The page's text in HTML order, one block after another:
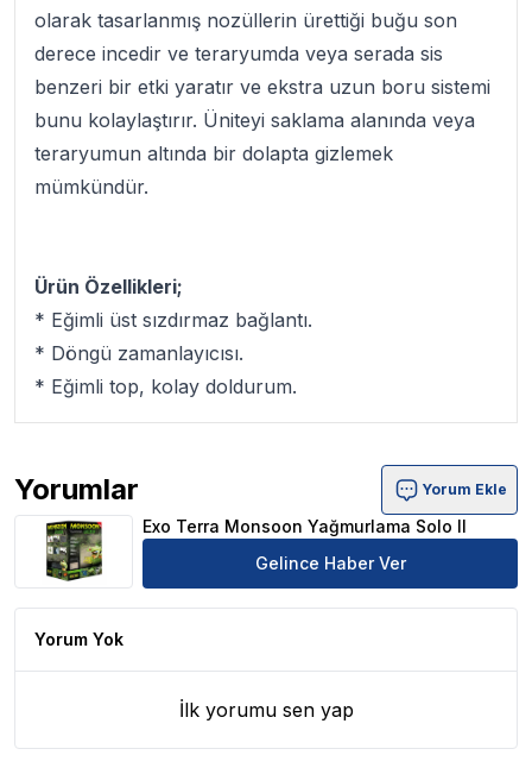
olarak tasarlanmış nozüllerin ürettiği buğu son
derece incedir ve teraryumda veya serada sis
benzeri bir etki yaratır ve ekstra uzun boru sistemi
bunu kolaylaştırır. Üniteyi saklama alanında veya
teraryumun altında bir dolapta gizlemek
mümkündür.
Ürün Özellikleri;
* Eğimli üst sızdırmaz bağlantı.
* Döngü zamanlayıcısı.
* Eğimli top, kolay doldurum.
Yorumlar
Exo Terra Monsoon Yağmurlama Solo II Ürün Yorumları
Yorum Ekle
Exo Terra Monsoon Yağmurlama Solo II
Gelince Haber Ver
Yorum Yok
İlk yorumu sen yap